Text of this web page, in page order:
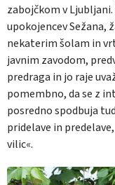
zabojčkom v
upokojencev Sežana,
nekaterim šolam in
javnim zavodom,
predraga in jo raje
pomembno, da se z
posredno spodbuja
pridelave in
vilic«.